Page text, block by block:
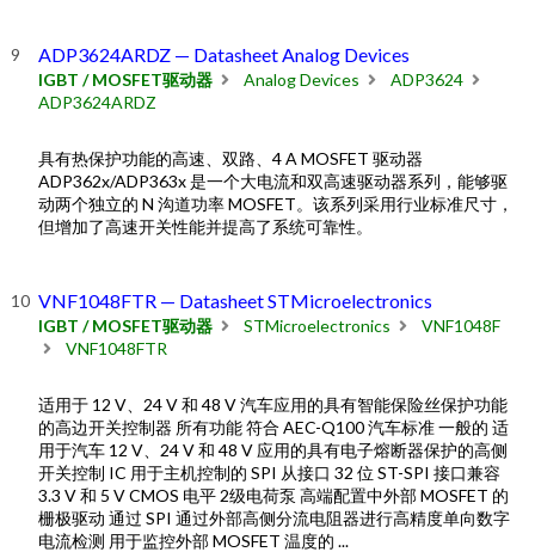
ADP3624ARDZ — Datasheet Analog Devices
IGBT / MOSFET驱动器 Analog Devices
ADP3624
ADP3624ARDZ
具有热保护功能的高速、双路、4 A MOSFET 驱动器
ADP362x/ADP363x 是一个大电流和双高速驱动器系列，能够驱
动两个独立的 N 沟道功率 MOSFET。该系列采用行业标准尺寸，
但增加了高速开关性能并提高了系统可靠性。
VNF1048FTR — Datasheet STMicroelectronics
IGBT / MOSFET驱动器 STMicroelectronics
VNF1048F
VNF1048FTR
适用于 12 V、24 V 和 48 V 汽车应用的具有智能保险丝保护功能
的高边开关控制器 所有功能 符合 AEC-Q100 汽车标准 一般的 适
用于汽车 12 V、24 V 和 48 V 应用的具有电子熔断器保护的高侧
开关控制 IC 用于主机控制的 SPI 从接口 32 位 ST-SPI 接口兼容
3.3 V 和 5 V CMOS 电平 2级电荷泵 高端配置中外部 MOSFET 的
栅极驱动 通过 SPI 通过外部高侧分流电阻器进行高精度单向数字
电流检测 用于监控外部 MOSFET 温度的 ...